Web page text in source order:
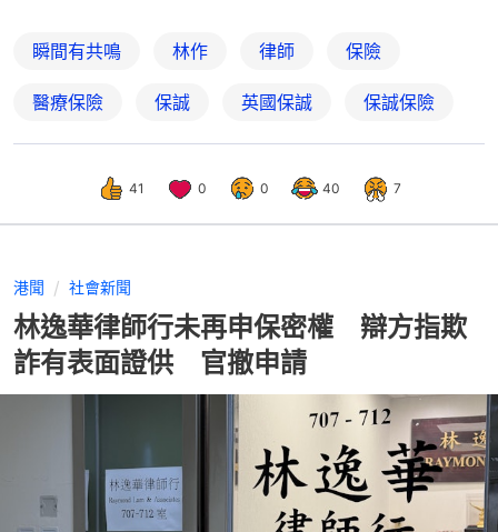
瞬間有共鳴 林作 律師 保險
醫療保險 保誠 英國保誠 保誠保險
41 0 0 40 7
港聞 社會新聞
林逸華律師行未再申保密權 辯方指欺
詐有表面證供 官撤申請